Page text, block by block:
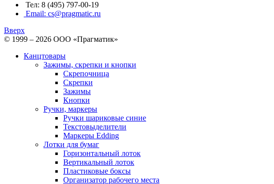
Тел: 8 (495) 797-00-19
Email: cs@pragmatic.ru
Вверх
© 1999 – 2026 ООО «Прагматик»
Канцтовары
Зажимы, скрепки и кнопки
Скрепочница
Скрепки
Зажимы
Кнопки
Ручки, маркеры
Ручки шариковые синие
Текстовыделители
Маркеры Edding
Лотки для бумаг
Горизонтальный лоток
Вертикальный лоток
Пластиковые боксы
Организатор рабочего места